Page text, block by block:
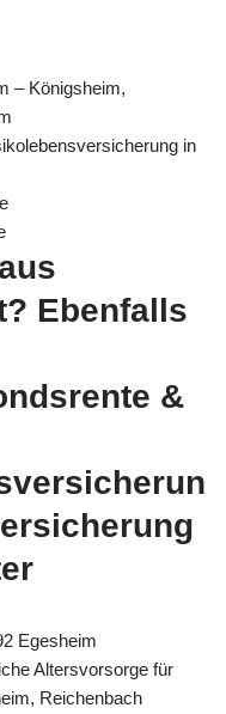
– Königsheim,
in
Ebenfalls
&
Egesheim
Altersvorsorge für
Reichenbach